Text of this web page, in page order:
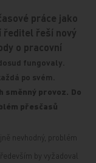
práce jako
ředitel řeší nový
o pracovní
fungovaly.
po svém.
směnný provoz. Do
přesčasů
nevhodný, problém
by vyžadoval